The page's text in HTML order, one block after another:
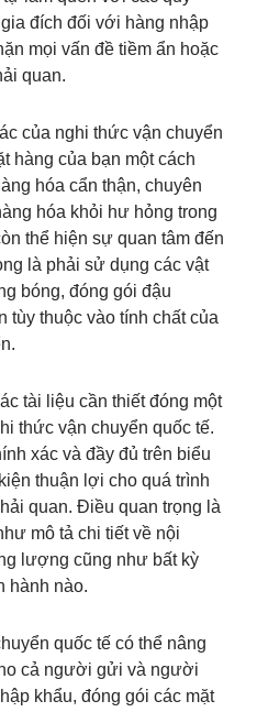
đích đối với hàng nhập
mọi vấn đề tiềm ẩn hoặc
quan.
của nghi thức vận chuyển
hàng của bạn một cách
hóa cẩn thận, chuyên
hóa khỏi hư hỏng trong
thể hiện sự quan tâm đến
là phải sử dụng các vật
bóng, đóng gói đậu
tùy thuộc vào tính chất của
tài liệu cần thiết đóng một
thức vận chuyển quốc tế.
xác và đầy đủ trên biểu
thuận lợi cho quá trình
quan. Điều quan trọng là
mô tả chi tiết về nội
lượng cũng như bất kỳ
hành nào.
quốc tế có thể nâng
cả người gửi và người
khẩu, đóng gói các mặt